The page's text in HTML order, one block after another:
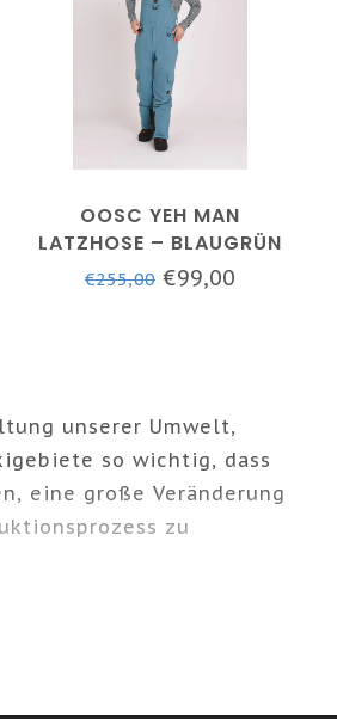
OOSC YEH MAN
LATZHOSE – BLAUGRÜN
€255,00 €99,00
unserer Umwelt,
so wichtig, dass
eine große Veränderung
zu
2019 nur bestes
und Bio-Baumwolle